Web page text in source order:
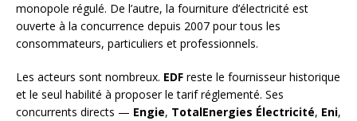
monopole régulé. De l’autre, la fourniture d’électricité est
ouverte à la concurrence depuis 2007 pour tous les
consommateurs, particuliers et professionnels.
Les acteurs sont nombreux. EDF reste le fournisseur historique
et le seul habilité à proposer le tarif réglementé. Ses
concurrents directs — Engie, TotalEnergies Électricité, Eni,